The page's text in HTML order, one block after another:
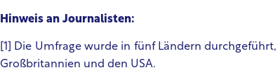
Hinweis an Journalisten:
[1]
Die Umfrage wurde in fünf Ländern
Großbritannien und den USA.